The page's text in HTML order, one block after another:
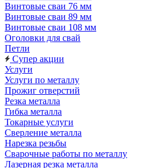
Винтовые сваи 76 мм
Винтовые сваи 89 мм
Винтовые сваи 108 мм
Оголовки для свай
Петли
Супер акции
Услуги
Услуги по металлу
Прожиг отверстий
Резка металла
Гибка металла
Токарные услуги
Сверление металла
Нарезка резьбы
Сварочные работы по металлу
Лазерная резка металла